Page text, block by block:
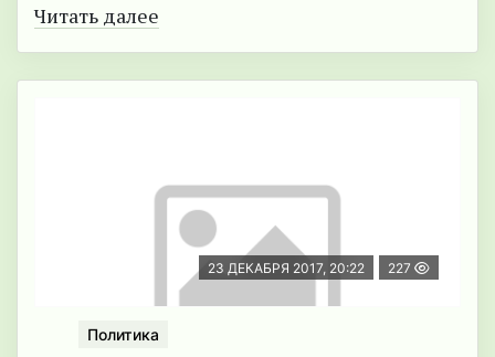
Читать далее
23 ДЕКАБРЯ 2017, 20:22 227
Политика